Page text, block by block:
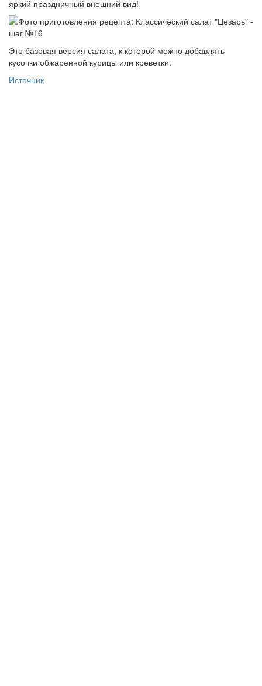
яркий праздничный внешний вид!
Это базовая версия салата, к которой можно добавлять
кусочки обжаренной курицы или креветки.
Источник